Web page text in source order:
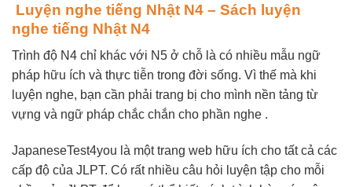
Luyện nghe tiếng Nhật N4 – Sách luyện
nghe tiếng Nhật N4
Trình độ N4 chỉ khác với N5 ở chỗ là có nhiều mẫu ngữ
pháp hữu ích và thực tiễn trong đời sống. Vì thế mà khi
luyện nghe, bạn cần phải trang bị cho mình nền tảng từ
vựng và ngữ pháp chắc chắn cho phần nghe .
JapaneseTest4you là một trang web hữu ích cho tất cả các
cấp độ của JLPT. Có rất nhiều câu hỏi luyện tập cho mỗi